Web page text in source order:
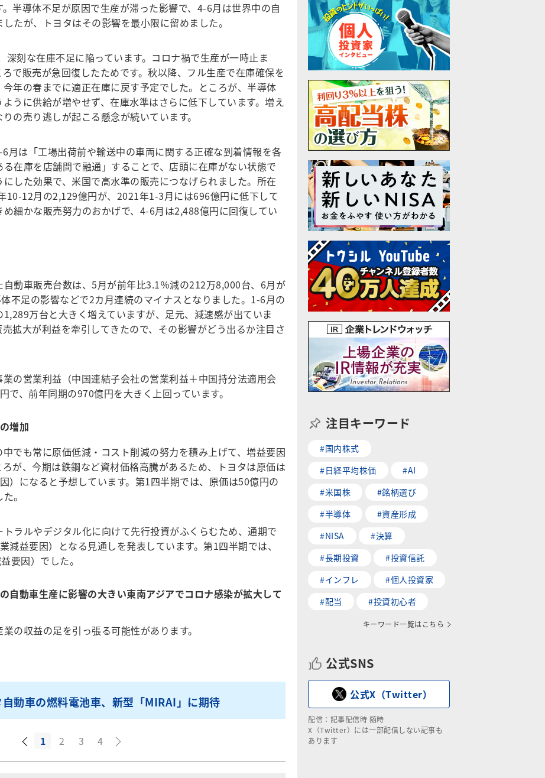
半導体不足が原因で生産が滞った影響で、4-6月は世界中の自
たが、トヨタはその影響を最小限に留めました。
刻な在庫不足に陥っています。コロナ禍で生産が一時止ま
で販売が急回復したためです。秋以降、フル生産で在庫確保を
年の春までに適正在庫に戻す予定でした。ところが、半導体
うに供給が増やせず、在庫水準はさらに低下しています。増え
の売り逃しが起こる懸念が続いています。
月は「工場出荷前や輸送中の車両に関する正確な到着情報を各
在庫を店舗間で融通」することで、店頭に在庫がない状態で
した効果で、米国で高水準の販売につなげられました。所在
10-12月の2,129億円が、2021年1-3月には696億円に低下して
細かな販売努力のおかげで、4-6月は2,488億円に回復してい
動車販売台数は、5月が前年比3.1％減の212万8,000台、6月が
不足の影響などで2カ月連続のマイナスとなりました。1-6月の
万台と大きく増えていますが、足元、減速感が出ていま
拡大が利益を牽引してきたので、その影響がどう出るか注目さ
の営業利益（中国連結子会社の営業利益＋中国持分法適用会
、前年同期の970億円を大きく上回っています。
増加
でも常に原価低減・コスト削減の努力を積み上げて、増益要因
が、今期は鉄鋼など資材価格高騰があるため、トヨタは原価は
）になると予想しています。第1四半期では、原価は50億円の
。
ラルやデジタル化に向けて先行投資がふくらむため、通期で
減益要因）となる見通しを発表しています。第1四半期では、
要因）でした。
自動車生産に影響の大きい東南アジアでコロナ感染が拡大して
の収益の足を引っ張る可能性があります。
自動車の燃料電池車、新型「MIRAI」に期待
1 2 3 4
注目キーワード
#国内株式
#日経平均株価
#AI
#米国株
#銘柄選び
#半導体
#資産形成
#NISA
#決算
#長期投資
#投資信託
#インフレ
#個人投資家
#配当
#投資初心者
キーワード一覧はこちら
公式SNS
公式X（Twitter）
配信：記事配信時 随時
X（Twitter）には一部配信しない記事も
あります